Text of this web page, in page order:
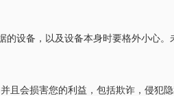
设备，以及设备本身时要格外小心
会损害您的利益，包括欺诈，侵犯隐